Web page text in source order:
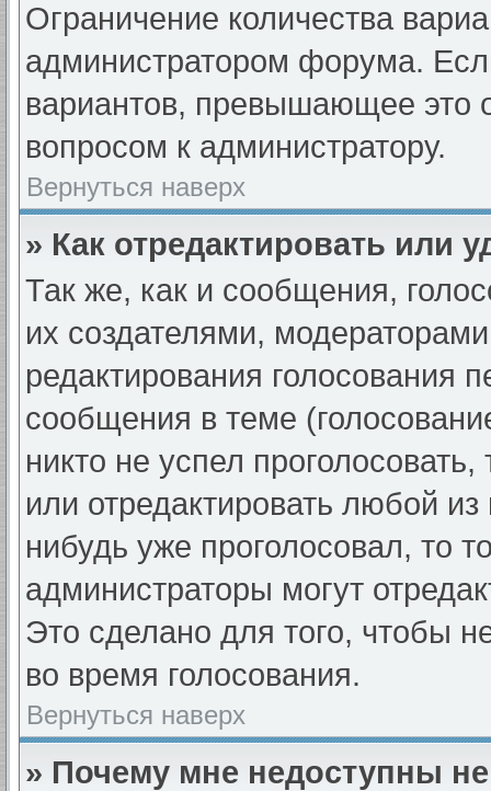
Ограничение количества
администратором форума.
вариантов, превышающее это
вопросом к администратору.
Вернуться наверх
» Как отредактировать или
Так же, как и сообщения,
их создателями,
редактирования голосования
сообщения в теме
никто не успел
или отредактировать любой
нибудь уже проголосовал, то
администраторы могут
Это сделано для того, чтобы
во время голосования.
Вернуться наверх
» Почему мне недоступны